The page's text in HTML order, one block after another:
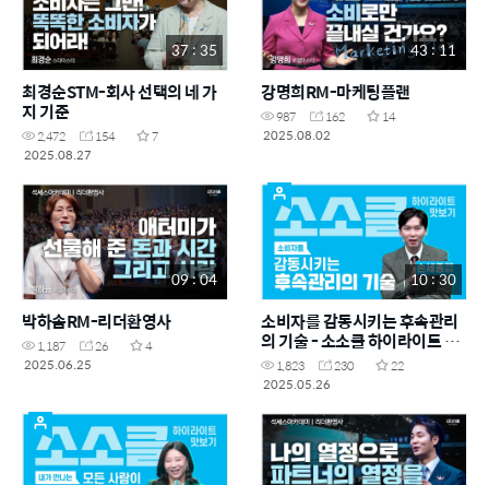
37 : 35
최경순STM-회사 선택의 네 가
지 기준
2,472 154
7
2025.08.27
43 : 11
강명희RM-마케팅플랜
987 162
14
2025.08.02
09 : 04
박하솜RM-리더환영사
1,187 26
4
2025.06.25
10 : 30
소비자를 감동시키는 후속관리
의 기술 - 소소클 하이라이트 맛
보기1,823 230
22
2025.05.26